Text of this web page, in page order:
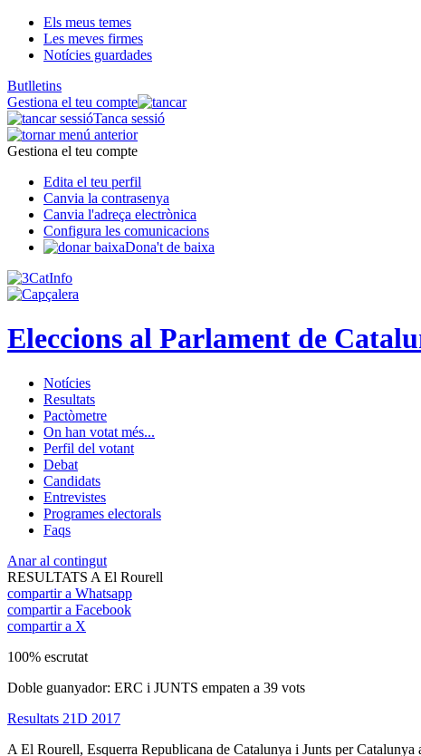
Els meus temes
Les meves firmes
Notícies guardades
Butlletins
Gestiona el teu compte
Tanca sessió
Gestiona el teu compte
Edita el teu perfil
Canvia la contrasenya
Canvia l'adreça electrònica
Configura les comunicacions
Dona't de baixa
Eleccions al Parlament de
Notícies
Resultats
Pactòmetre
On han votat més...
Perfil del votant
Debat
Candidats
Entrevistes
Programes electorals
Faqs
Anar al contingut
RESULTATS A El Rourell
compartir a Whatsapp
compartir a Facebook
compartir a X
100% escrutat
Doble guanyador: ERC i JUNTS empaten a 39 vots
Resultats 21D 2017
A El Rourell, Esquerra Republicana de Catalunya i Junts per